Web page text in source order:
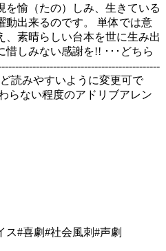
を愉（たの）しみ、生きている
動出来るのです。 単体では意
、素晴らしい台本を世に生み出
惜しみない感謝を!! ･･･どちら
読みやすいように変更可で
らない程度のアドリブアレン
ス#喜劇#社会風刺#声劇